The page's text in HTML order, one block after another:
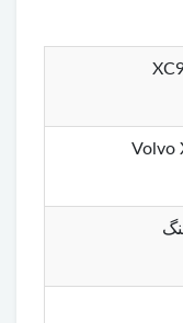
Volvo